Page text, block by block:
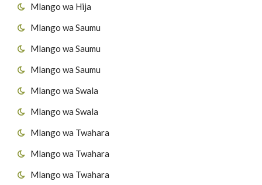
Mlango wa Hija
Mlango wa Saumu
Mlango wa Saumu
Mlango wa Saumu
Mlango wa Swala
Mlango wa Swala
Mlango wa Twahara
Mlango wa Twahara
Mlango wa Twahara